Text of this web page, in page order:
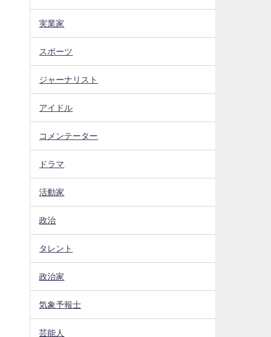
実業家
スポーツ
ジャーナリスト
アイドル
コメンテーター
ドラマ
活動家
政治
タレント
政治家
気象予報士
芸能人